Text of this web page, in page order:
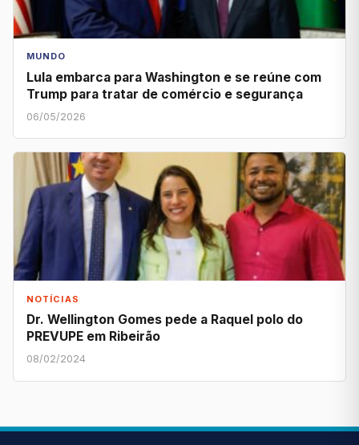
MUNDO
Lula embarca para Washington e se reúne com
Trump para tratar de comércio e segurança
06/05/2026
NOTÍCIAS
Dr. Wellington Gomes pede a Raquel polo do
PREVUPE em Ribeirão
08/02/2024